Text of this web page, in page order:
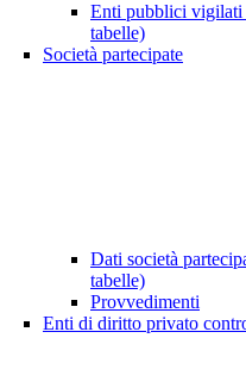
Enti pubblici vigilati
tabelle)
Società partecipate
Dati società
tabelle)
Provvedimenti
Enti di diritto privato